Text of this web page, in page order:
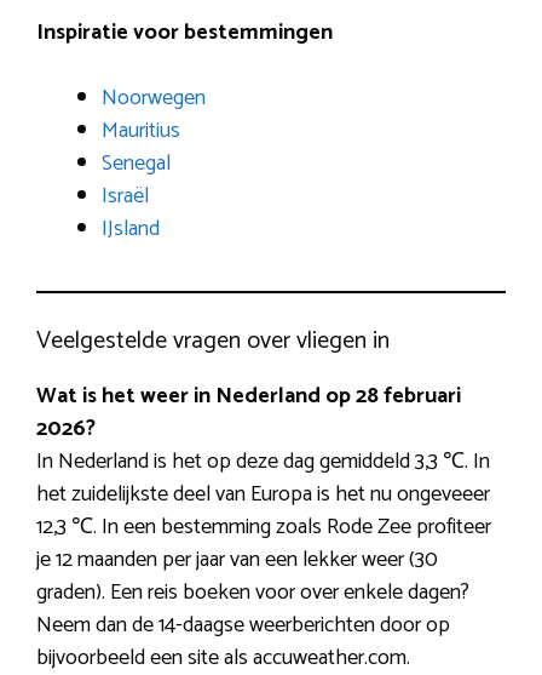
Inspiratie voor bestemmingen
Noorwegen
Mauritius
Senegal
Israël
IJsland
Veelgestelde vragen over vliegen in
Wat is het weer in Nederland op 28 februari
2026?
In Nederland is het op deze dag gemiddeld 3,3 ℃. In
het zuidelijkste deel van Europa is het nu ongeveeer
12,3 ℃. In een bestemming zoals Rode Zee profiteer
je 12 maanden per jaar van een lekker weer (30
graden). Een reis boeken voor over enkele dagen?
Neem dan de 14-daagse weerberichten door op
bijvoorbeeld een site als accuweather.com.